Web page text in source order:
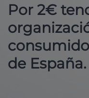
Por 2€
de España.